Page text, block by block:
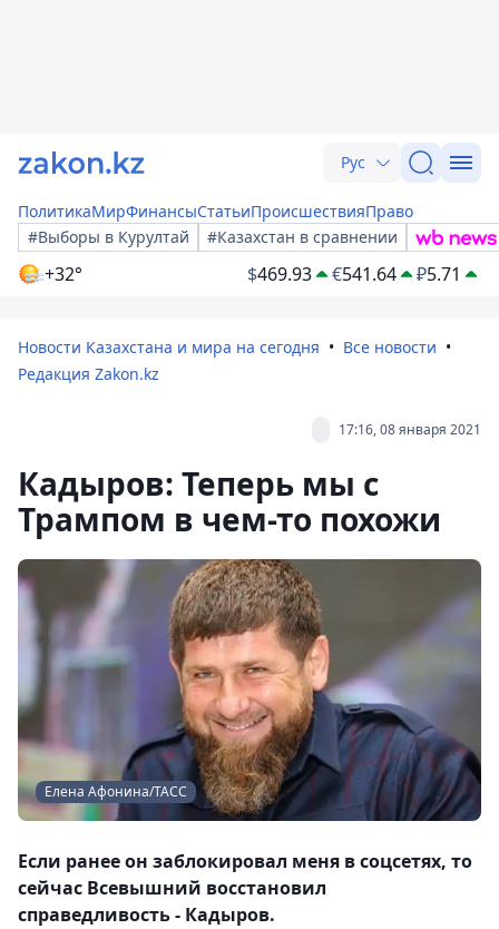
Рус
ПолитикаМирФинансыСтатьиПроисшествияПраво
#Выборы в Курултай
#Казахстан в сравнении
+32° $469.93 €541.64 ₽5.71
Новости Казахстана и мира на сегодня
Все новости
Редакция Zakon.kz
17:16, 08 января 2021
Кадыров: Теперь мы с
Трампом в чем-то похожи
Елена Афонина/ТАСС
Если ранее он заблокировал меня в соцсетях, то
сейчас Всевышний восстановил
справедливость - Кадыров.